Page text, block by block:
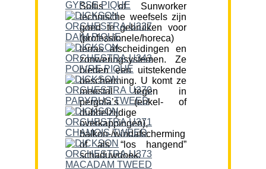
Soltis of Sunworker
technische weefsels zijn
goed te gebruiken voor
(professionele/horeca)
terras afscheidingen en
zonweringsystemen. Ze
bieden een uitstekende
bescherming. U komt ze
meestal tegen in
pergola’s (enkel- of
dubbelzijdige
overkappingen),
balkon-/windafscherming
of als “los hangend”
schaduwdoek.